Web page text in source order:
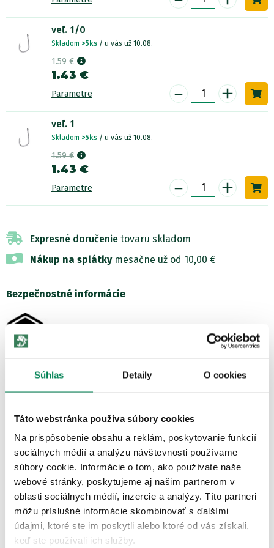
Súhlas Detaily O cookies
Táto webstránka používa súbory cookies
Na prispôsobenie obsahu a reklám, poskytovanie funkcií
sociálnych médií a analýzu návštevnosti používame
súbory cookie. Informácie o tom, ako používate naše
webové stránky, poskytujeme aj našim partnerom v
oblasti sociálnych médií, inzercie a analýzy. Títo partneri
môžu príslušné informácie skombinovať s ďalšími
údajmi, ktoré ste im poskytli alebo ktoré od vás získali,
keď ste používali ich služby.
veľ. 1/0
Skladom >5ks / u vás už 10.08.
1.59 €
1.43 €
Parametre - +
veľ. 1
Skladom >5ks / u vás už 10.08.
1.59 €
1.43 €
Parametre - +
Expresné doručenie tovaru skladom
Nákup na splátkymesačne už od 10,00 €
Bezpečnostné informácie
Zobraziť všetky produkty od výrobcu Mivardi
Ďalší zo série háčikov špeciálne určených na lov kaprov. Je
vyrobený z tvrdenej vysokouhlíkovej ocele s kvalitnou
povrchovou úpravou...
Zobraziť viac
ĎALŠIE PRODUKTY TEJ ISTEJ
ZNAČKY